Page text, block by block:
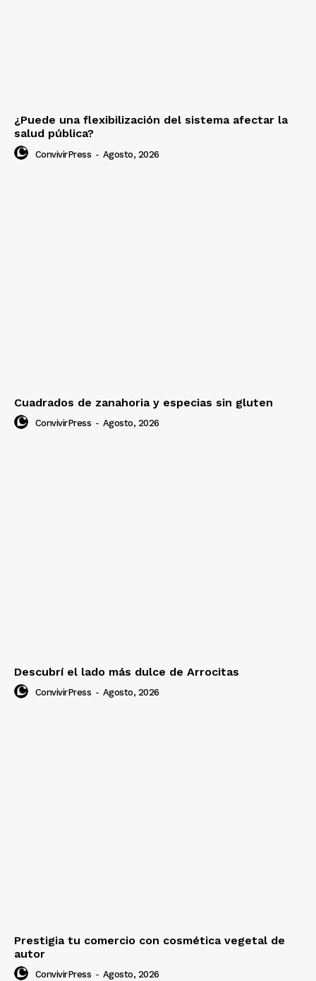
¿Puede una flexibilización del sistema afectar la
salud pública?
ConvivirPress - Agosto, 2026
Cuadrados de zanahoria y especias sin gluten
ConvivirPress - Agosto, 2026
Descubrí el lado más dulce de Arrocitas
ConvivirPress - Agosto, 2026
Prestigia tu comercio con cosmética vegetal de
autor
ConvivirPress - Agosto, 2026